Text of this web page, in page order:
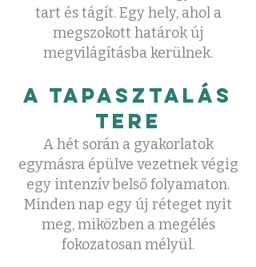
tart és tágít. Egy hely, ahol a
megszokott határok új
megvilágításba kerülnek.
A tapasztalás
tere
A hét során a gyakorlatok
egymásra épülve vezetnek végig
egy intenzív belső folyamaton.
Minden nap egy új réteget nyit
meg, miközben a megélés
fokozatosan mélyül.